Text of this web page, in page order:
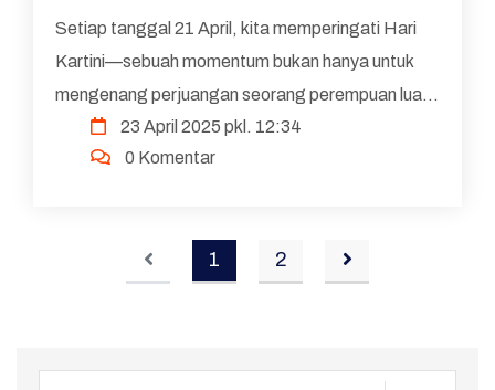
Setiap tanggal 21 April, kita memperingati Hari
Kartini—sebuah momentum bukan hanya untuk
mengenang perjuangan seorang perempuan luar
biasa, tetapi juga untuk menyalakan kembali
semangat perubah...
23 April 2025 pkl. 12:34
0 Komentar
1 2